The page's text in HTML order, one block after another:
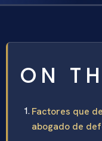
ON
Factores que
abogado de